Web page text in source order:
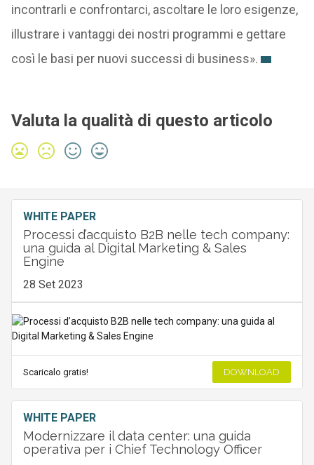
incontrarli e confrontarci, ascoltare le loro esigenze,
illustrare i vantaggi dei nostri programmi e gettare
così le basi per nuovi successi di business».
Valuta la qualità di questo articolo
WHITE PAPER
Processi d’acquisto B2B nelle tech company:
una guida al Digital Marketing & Sales
Engine
28 Set 2023
Scaricalo gratis! DOWNLOAD
WHITE PAPER
Modernizzare il data center: una guida
operativa per i Chief Technology Officer